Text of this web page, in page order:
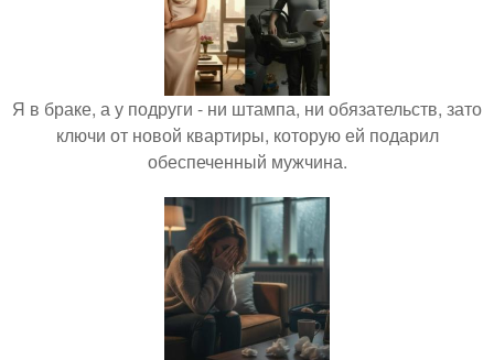
Я в браке, а у подруги - ни штампа, ни обязательств, зато
ключи от новой квартиры, которую ей подарил
обеспеченный мужчина.